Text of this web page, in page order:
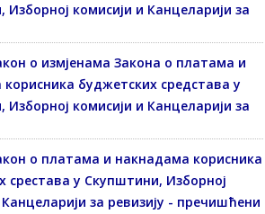
Изборној комисији и Канцеларији за
о измјенама Закона о платама и
буджетских средстава у
Изборној комисији и Канцеларији за
о платама и накнадама корисника
срестава у Скупштини, Изборној
за ревизију - пречишћени